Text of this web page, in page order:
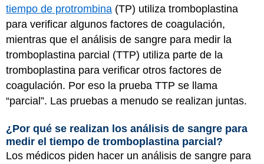
tiempo de protrombina (TP) utiliza tromboplastina
para verificar algunos factores de coagulación,
mientras que el análisis de sangre para medir la
tromboplastina parcial (TTP) utiliza parte de la
tromboplastina para verificar otros factores de
coagulación. Por eso la prueba TTP se llama
“parcial”. Las pruebas a menudo se realizan juntas.
¿Por qué se realizan los análisis de sangre para
medir el tiempo de tromboplastina parcial?
Los médicos piden hacer un análisis de sangre para